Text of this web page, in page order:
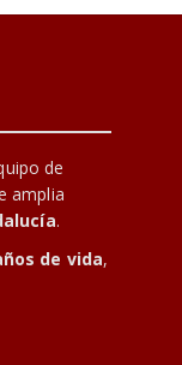
de
amplia
.
de vida,